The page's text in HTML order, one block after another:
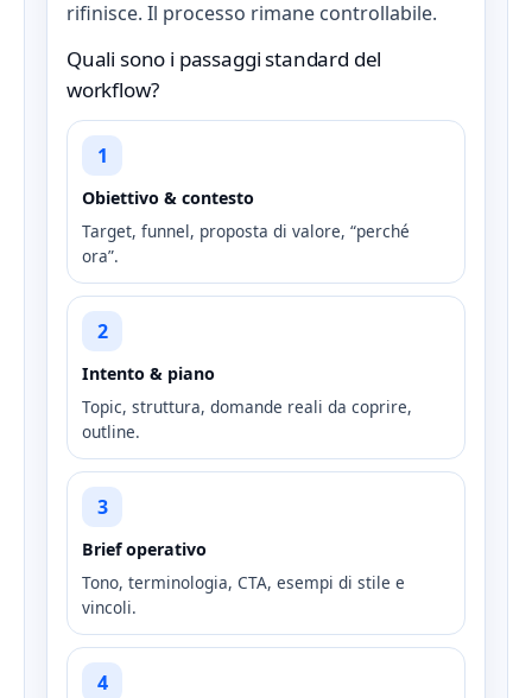
rifinisce. Il processo rimane controllabile.
Quali sono i passaggi standard del
workflow?
1
Obiettivo & contesto
Target, funnel, proposta di valore, “perché
ora”.
2
Intento & piano
Topic, struttura, domande reali da coprire,
outline.
3
Brief operativo
Tono, terminologia, CTA, esempi di stile e
vincoli.
4